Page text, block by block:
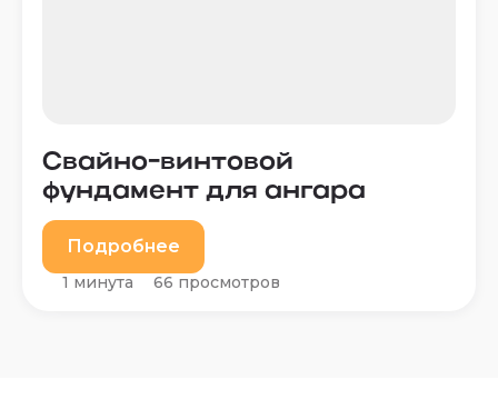
Свайно-винтовой
фундамент для ангара
Подробнее
1 минута 66 просмотров